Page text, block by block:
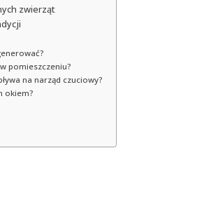
zwierząt
pomieszczeniu?
na narząd czuciowy?
okiem?